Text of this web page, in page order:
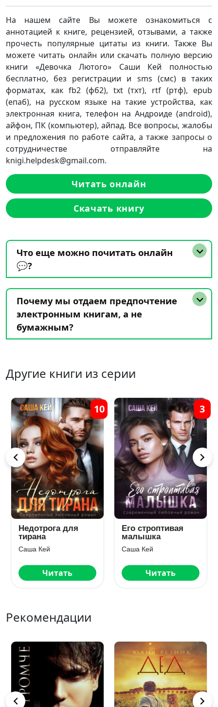
На нашем сайте Вы можете ознакомиться с
аннотацией к книге, рецензией, отзывами, а также
прочесть популярные цитаты из книги. Также Вы
можете читать онлайн или скачать полную версию
книги «Девочка Лютого» Саши Кей полностью
бесплатно, без регистрации и sms (смс) в таких
форматах, как fb2 (фб2), txt (тхт), rtf (ртф), epub
(епаб), на русском языке на такие устройства, как
электронная книга, телефон на Андроиде (android),
айфон, ПК (компьютер), айпад. Все вопросы, жалобы
и предложения по работе сайта, а также запросы о
сотрудничестве отправляйте на
knigi.helpdesk@gmail.com.
Читать онлайн
Скачать книгу
Что еще можно почитать онлайн
💬?
Почему мы отдаем предпочтение
электронным книгам, а не
бумажным?
Другие книги из серии
Недотрога для
тирана
Саша Кей
Читать
10
Его строптивая
малышка
Саша Кей
Читать
3
Рекомендации